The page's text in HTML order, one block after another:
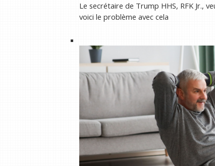
Le secrétaire de Trump HHS, RFK Jr.,
voici le problème avec cela